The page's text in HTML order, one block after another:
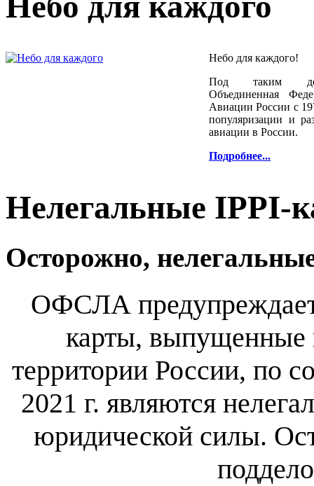
Небо для каждого!
Под таким
Объединенная
Авиации России с
популяризации и
авиации в России.
Подробнее...
Нелегальные IPPI-
Осторожно,
ОФСЛА
карты, выпущенные
территории России, по
2021 г. являются
юридической силы.